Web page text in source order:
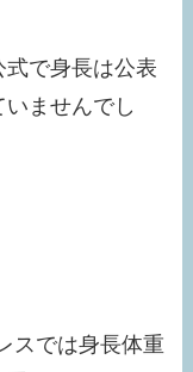
で身長は公表
ませんでし
スでは身長体重